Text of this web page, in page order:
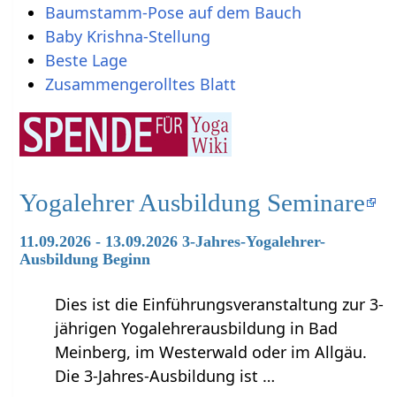
Baumstamm-Pose auf dem Bauch
Baby Krishna-Stellung
Beste Lage
Zusammengerolltes Blatt
Yogalehrer Ausbildung Seminare
11.09.2026 - 13.09.2026 3-Jahres-Yogalehrer-
Ausbildung Beginn
Dies ist die Einführungsveranstaltung zur 3-
jährigen Yogalehrerausbildung in Bad
Meinberg, im Westerwald oder im Allgäu.
Die 3-Jahres-Ausbildung ist …